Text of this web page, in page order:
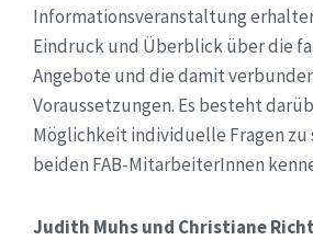
Informationsveranstaltung
Eindruck und Überblick über die
Angebote und die damit
Voraussetzungen. Es besteht
Möglichkeit individuelle Fragen
beiden FAB-MitarbeiterInnen
Judith Muhs und Christiane